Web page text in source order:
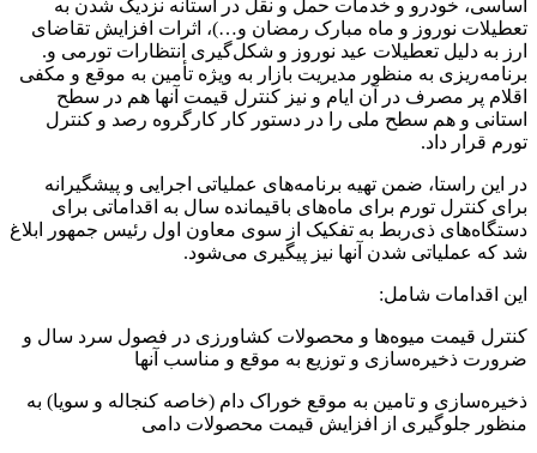
اساسی، خودرو و خدمات حمل و نقل در آستانه نزدیک شدن به
تعطیلات نوروز و ماه مبارک رمضان و…)، اثرات افزایش تقاضای
ارز به دلیل تعطیلات عید نوروز و شکل‌گیری انتظارات تورمی و.
برنامه‌ریزی به منظور مدیریت بازار به ویژه تأمین به موقع و مکفی
اقلام پر مصرف در آن ایام و نیز کنترل قیمت آنها هم در سطح
استانی و هم سطح ملی را در دستور کار کارگروه رصد و کنترل
تورم قرار داد.
در این راستا، ضمن تهیه برنامه‌های عملیاتی اجرایی و پیشگیرانه
برای کنترل تورم برای ماه‌های باقیمانده سال به اقداماتی برای
دستگاه‌های ذی‌ربط به تفکیک از سوی معاون اول رئیس جمهور ابلاغ
شد که عملیاتی شدن آنها نیز پیگیری می‌شود.
این اقدامات شامل:
کنترل قیمت میوه‌ها و محصولات کشاورزی در فصول سرد سال و
ضرورت ذخیره‌سازی و توزیع به موقع و مناسب آنها
ذخیره‌سازی و تامین به موقع خوراک دام (خاصه کنجاله و سویا) به
منظور جلوگیری از افزایش قیمت محصولات دامی